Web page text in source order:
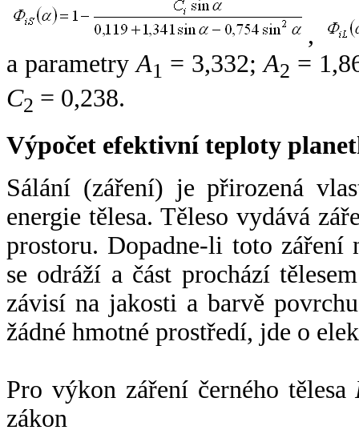
,
a parametryA1 = 3,332;A2 =
C2 = 0,238.
Výpočet efektivní teploty
Sálání (záření) je přirozená
energie tělesa. Těleso vydává
prostoru. Dopadne-li toto záření
se odráží a část prochází
závisí na jakosti a barvě
žádné hmotné prostředí, jde o
Pro výkon záření černého tělesa
zákon